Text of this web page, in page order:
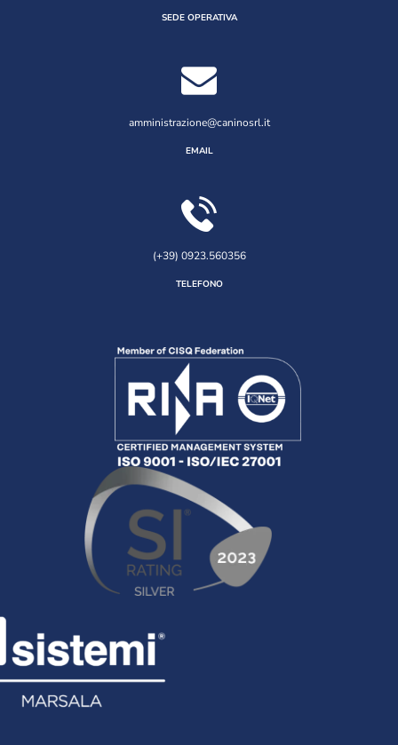
SEDE OPERATIVA
amministrazione@caninosrl.it
EMAIL
(+39) 0923.560356
TELEFONO